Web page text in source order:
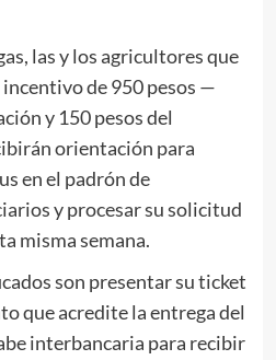
las y los agricultores que
de 950 pesos —
y 150 pesos del
orientación para
en el padrón de
y procesar su solicitud
misma semana.
son presentar su ticket
que acredite la entrega del
interbancaria para recibir